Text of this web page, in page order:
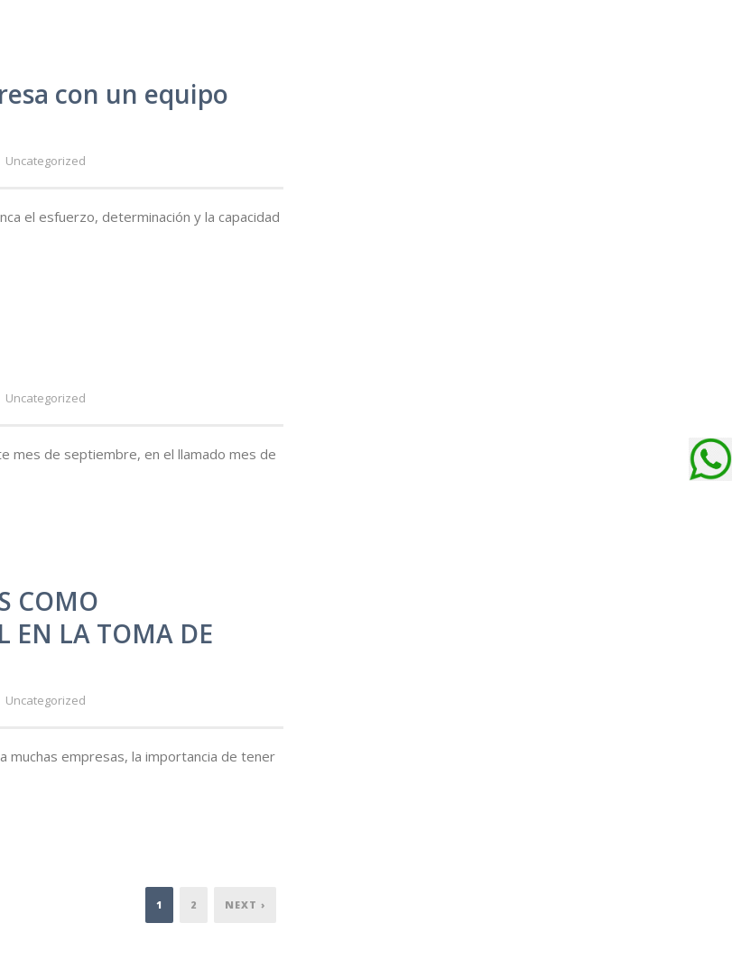
con un equipo
Uncategorized
el esfuerzo, determinación y la capacidad
Uncategorized
mes de septiembre, en el llamado mes de
COMO
EN LA TOMA DE
Uncategorized
muchas empresas, la importancia de tener
1 2 NEXT ›